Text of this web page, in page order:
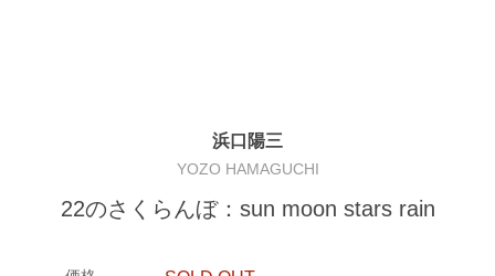
浜口陽三
YOZO HAMAGUCHI
22のさくらんぼ：sun moon stars rain